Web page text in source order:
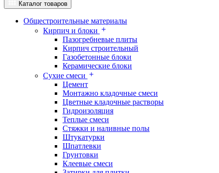
Каталог товаров
Общестроительные материалы
Кирпич и блоки
Пазогребневые плиты
Кирпич строительный
Газобетонные блоки
Керамические блоки
Сухие смеси
Цемент
Монтажно кладочные смеси
Цветные кладочные растворы
Гидроизоляция
Теплые смеси
Стяжки и наливные полы
Штукатурки
Шпатлевки
Грунтовки
Клеевые смеси